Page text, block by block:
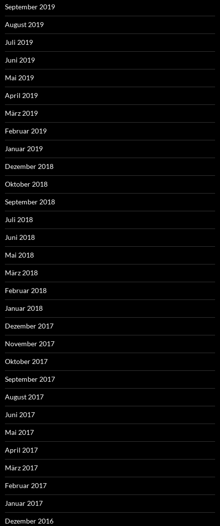
September 2019
August 2019
Juli 2019
Juni 2019
Mai 2019
April 2019
März 2019
Februar 2019
Januar 2019
Dezember 2018
Oktober 2018
September 2018
Juli 2018
Juni 2018
Mai 2018
März 2018
Februar 2018
Januar 2018
Dezember 2017
November 2017
Oktober 2017
September 2017
August 2017
Juni 2017
Mai 2017
April 2017
März 2017
Februar 2017
Januar 2017
Dezember 2016